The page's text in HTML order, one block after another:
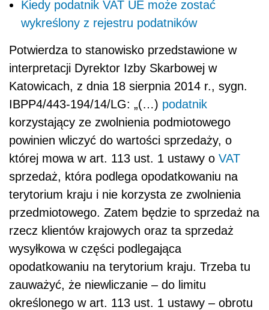
Kiedy podatnik VAT UE może zostać
wykreślony z rejestru podatników
Potwierdza to stanowisko przedstawione w
interpretacji Dyrektor Izby Skarbowej w
Katowicach, z dnia 18 sierpnia 2014 r., sygn.
IBPP4/443-194/14/LG: „(…) podatnik
korzystający ze zwolnienia podmiotowego
powinien wliczyć do wartości sprzedaży, o
której mowa w art. 113 ust. 1 ustawy o VAT
sprzedaż, która podlega opodatkowaniu na
terytorium kraju i nie korzysta ze zwolnienia
przedmiotowego. Zatem będzie to sprzedaż na
rzecz klientów krajowych oraz ta sprzedaż
wysyłkowa w części podlegająca
opodatkowaniu na terytorium kraju. Trzeba tu
zauważyć, że niewliczanie – do limitu
określonego w art. 113 ust. 1 ustawy – obrotu